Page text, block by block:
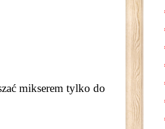
mikserem tylko do